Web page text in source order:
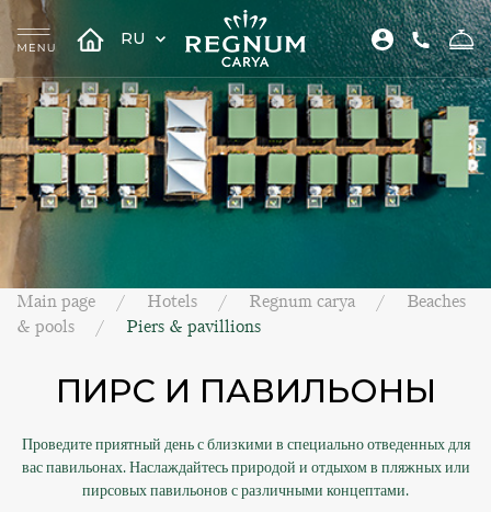
RU
Main page Hotels Regnum carya
Beaches
& pools
Piers & pavillions
ПИРС И ПАВИЛЬОНЫ
Проведите приятный день с близкими в специально отведенных для
вас павильонах. Наслаждайтесь природой и отдыхом в пляжных или
пирсовых павильонов с различными концептами.